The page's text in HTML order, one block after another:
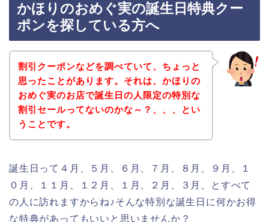
かほりのおめぐ実の誕生日特典クー
ポンを探している方へ
割引クーポンなどを調べていて、ちょっと
思ったことがあります。それは、かほりの
おめぐ実のお店で誕生日の人限定の特別な
割引セールってないのかな～？、、、とい
うことです。
誕生日って４月、５月、６月、７月、８月、９月、１
０月、１１月、１２月、１月、２月、３月、とすべて
の人に訪れますからね♪そんな特別な誕生日に何かお得
な特典があってもいいと思いませんか？